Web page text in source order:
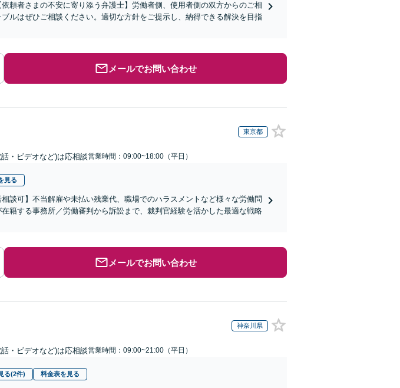
頼者さまの不安に寄り添う弁護士】労働者側、使用者側の双方からのご相
ルはぜひご相談ください。適切な方針をご提示し、納得できる解決を目指
メールでお問い合わせ
東京都
・ビデオなど)は応相談営業時間：09:00~18:00（平日）
見る
談可】不当解雇や未払い残業代、職場でのハラスメントなど様々な労働問
籍する事務所／労働審判から訴訟まで、裁判官経験を活かした最適な戦略
メールでお問い合わせ
神奈川県
・ビデオなど)は応相談営業時間：09:00~21:00（平日）
る(2件) 料金表を見る